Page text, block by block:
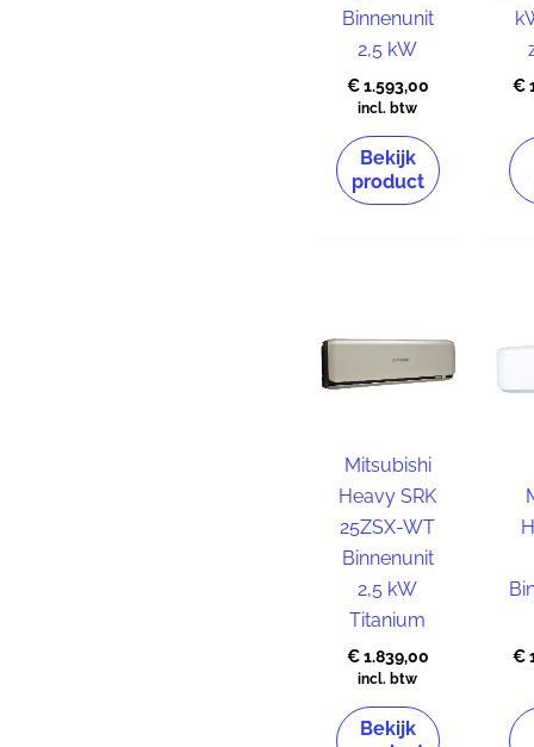
Binnenunit
2,5 kW
€1.593,00
incl. btw
Bekijk
product
€
Mitsubishi
Heavy SRK
25ZSX-WT
Binnenunit
2,5 kW
Titanium
€1.839,00
incl. btw
Bekijk
€